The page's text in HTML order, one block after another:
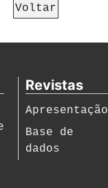
Voltar
Revistas
Apresentação
Base de
dados